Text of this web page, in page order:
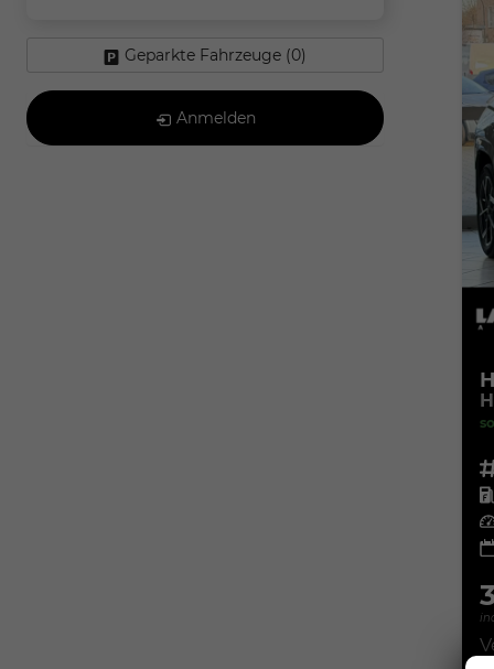
Geparkte Fahrzeuge (0)
Anmelden